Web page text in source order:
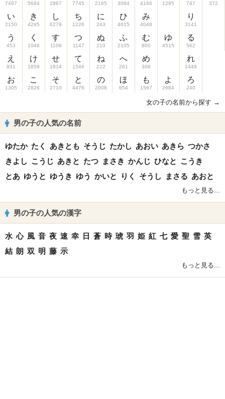
7497
い
2150
う
453
え
931
お
1305
5684
き
4295
く
1046
け
1859
こ
2826
2867
し
6279
す
1108
せ
1814
そ
2710
7745
ち
1226
つ
1147
て
1546
と
4476
2165
に
243
ぬ
210
ね
222
の
2008
3084
ひ
4615
ふ
2105
へ
261
ほ
654
4166
み
4048
む
800
め
306
も
1567
1295
ゆ
4515
よ
2684
747
り
3141
る
562
れ
1449
ろ
240
372
女の子の名前から探す →
男の子の人気の名前
ゆたか たく あきとも そうじ たかし あおい あきら つかさ
きよし こうじ あきと たつ まさき かんじ ひなと こうき
とあ ゆうと ゆうき ゆう かいと りく そうし まさる あおと
もっと見る...
男の子の人気の漢字
水 心 風 音 夜 速 幸 日 蒼 時 琥 羽 姫 紅 七 愛 聖 雪 英
結 朗 双 明 藤 示
もっと見る...